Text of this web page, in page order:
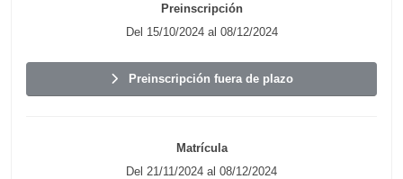
Preinscripción
Del 15/10/2024 al 08/12/2024
Preinscripción fuera de plazo
Matrícula
Del 21/11/2024 al 08/12/2024